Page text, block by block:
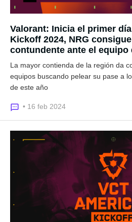
Valorant: Inicia el primer
Kickoff 2024, NRG
contundente ante el equipo
La mayor contienda de la región da
equipos buscando pelear su pase a
de este año
• 16 feb 2024